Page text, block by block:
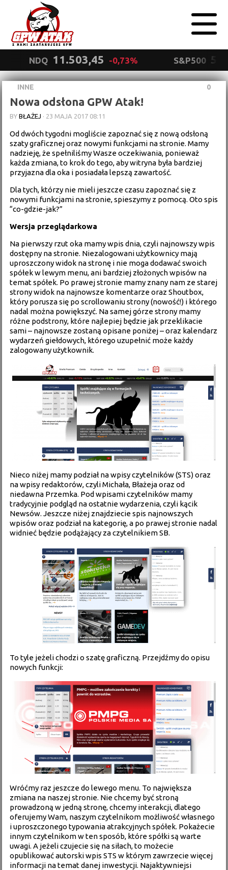
NDQ 11.503,45 -0,73% S&P500
INNE 0
Nowa odsłona GPW Atak!
BYBŁAŻEJ · 23 MAJA 2017 08:11
Od dwóch tygodni mogliście zapoznać się z nową odsłoną
szaty graficznej oraz nowymi funkcjami na stronie. Mamy
nadzieję, że spełniliśmy Wasze oczekiwania, ponieważ
każda zmiana, to krok do tego, aby witryna była bardziej
przyjazna dla oka i posiadała lepszą zawartość.
Dla tych, którzy nie mieli jeszcze czasu zapoznać się z
nowymi funkcjami na stronie, spieszymy z pomocą. Oto spis
“co-gdzie-jak?”
Wersja przeglądarkowa
Na pierwszy rzut oka mamy wpis dnia, czyli najnowszy wpis
dostępny na stronie. Niezalogowani użytkownicy mają
uproszczony widok na stronę i nie moga dodawać swoich
spółek w lewym menu, ani bardziej złożonych wpisów na
temat spółek. Po prawej stronie mamy znany nam ze starej
strony widok na najnowsze komentarze oraz Shoutbox,
który porusza się po scrollowaniu strony (nowość!) i którego
nadal można powiększyć. Na samej górze strony mamy
różne podstrony, które najlepiej będzie jak przeklikacie
sami – najnowsze zostaną opisane poniżej – oraz kalendarz
wydarzeń giełdowych, którego uzupełnić może każdy
zalogowany użytkownik.
Nieco niżej mamy podział na wpisy czytelników (STS) oraz
na wpisy redaktorów, czyli Michała, Błażeja oraz od
niedawna Przemka. Pod wpisami czytelników mamy
tradycyjnie podgląd na ostatnie wydarzenia, czyli kącik
Newsów. Jeszcze niżej znajdziecie spis najnowszych
wpisów oraz podział na kategorię, a po prawej stronie nadal
widnieć będzie podążający za czytelnikiem SB.
To tyle jeżeli chodzi o szatę graficzną. Przejdźmy do opisu
nowych funkcji:
Wróćmy raz jeszcze do lewego menu. To największa
zmiana na naszej stronie. Nie chcemy być stroną
prowadzoną w jedną stronę, chcemy interakcji, dlatego
oferujemy Wam, naszym czytelnikom możliwość własnego
i uproszczonego typowania atrakcyjnych spółek. Pokażecie
innym czytelnikom w ten sposób, które spółki są warte
uwagi. A jeżeli czujecie się na siłach, to możecie
opublikować autorski wpis STS w którym zawrzecie więcej
informacji na temat danej inwestycji. Najaktywniejsi
prywatności
Wyrażam zgodę.